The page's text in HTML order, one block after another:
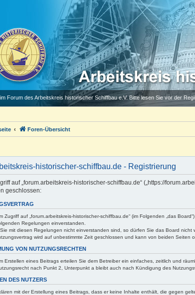
Forum des Arbeitskreis historischer Schiffbau e.V. Bitte lesen Sie vor der
Foren-Übersicht
historischer-schiffbau.de - Registrierung
auf „forum.arbeitskreis-historischer-schiffbau.de“ („https://
geschlossen:
Zugriff auf „forum.arbeitskreis-historischer-schiffbau.de“ (im Folgenden „das
Regelungen einverstanden.
mit diesen Regelungen nicht einverstanden sind, so dürfen Sie das Board
wird auf unbestimmte Zeit geschlossen und kann von beiden Seiten
VON NUTZUNGSRECHTEN
Erstellen eines Beitrags erteilen Sie dem Betreiber ein einfaches, zeitlich und
nach Punkt 2, Unterpunkt a bleibt auch nach Kündigung des
DES NUTZERS
mit der Erstellung eines Beitrags, dass er keine Inhalte enthält, die gegen